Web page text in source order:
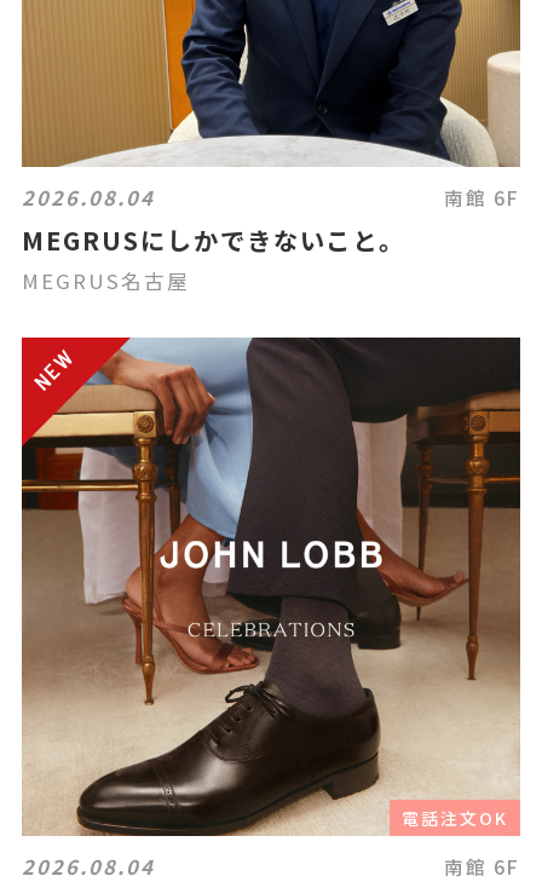
2026.08.04 南館 6F
MEGRUSにしかできないこと。
MEGRUS名古屋
電話注文OK
2026.08.04 南館 6F